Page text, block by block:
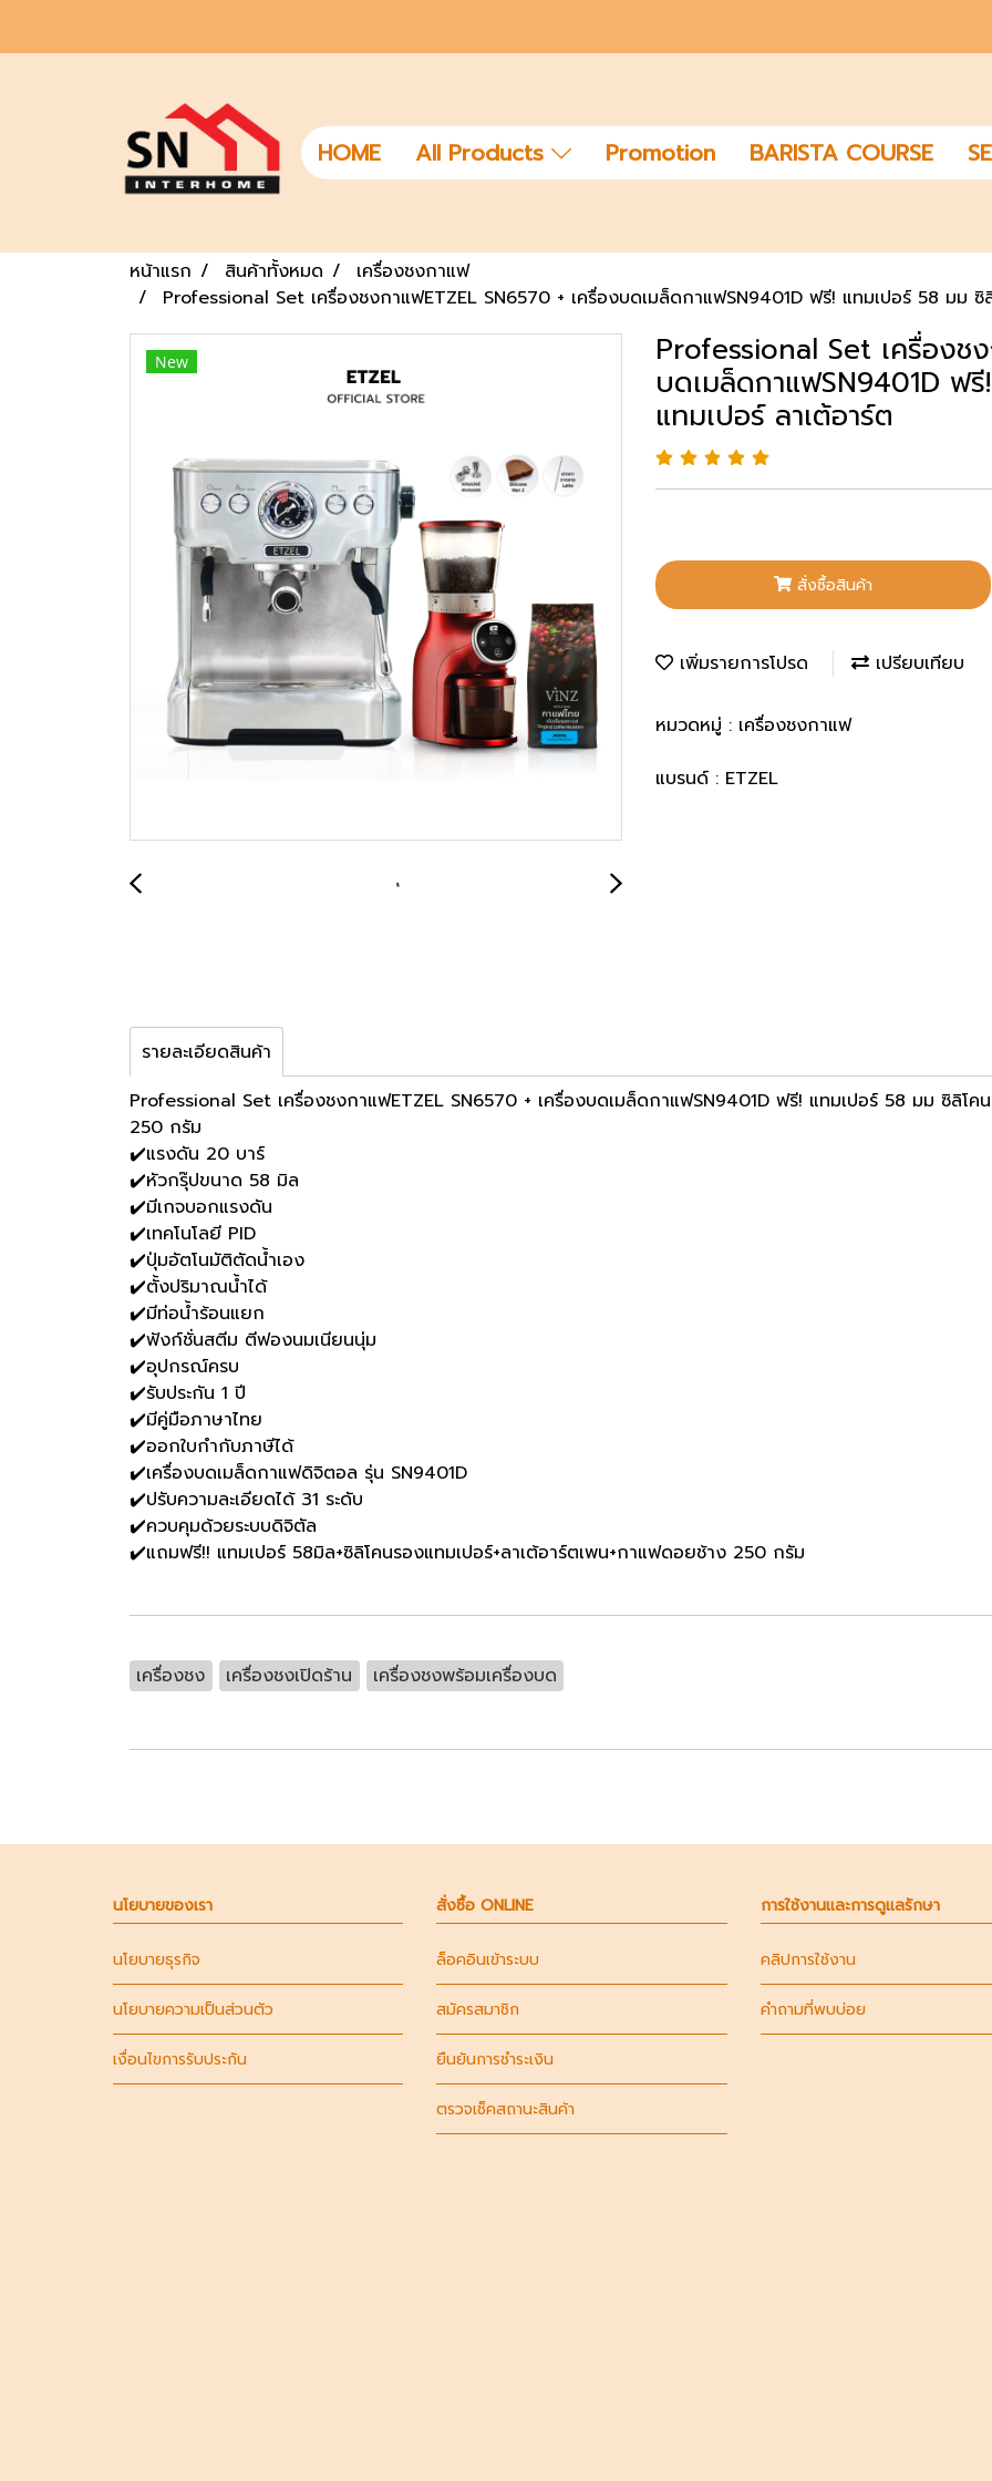
HOME All Products Promotion BARISTA COURSE
หน้าแรก สินค้าทั้งหมด
เครื่องชงกาแฟ
Professional Set เครื่องชงกาแฟETZEL SN6570 + เครื่องบดเมล็ดกาแฟSN9401D ฟรี! แทมเปอร์ 58 มม ซิ
New Professional Set เครื่องช
บดเมล็ดกาแฟSN9401D ฟ
แทมเปอร์ ลาเต้อาร์ต
สั่งซื้อสินค้า
เพิ่มรายการโปรด เปรียบเทียบ
หมวดหมู่ : เครื่องชงกาแฟ
แบรนด์ : ETZEL
รายละเอียดสินค้า
Professional Set เครื่องชงกาแฟETZEL SN6570 + เครื่องบดเมล็ดกาแฟSN9401D ฟรี! แทมเปอร์ 58 มม ซิลิโค
250 กรัม
✔️แรงดัน 20 บาร์
✔️หัวกรุ๊ปขนาด 58 มิล
✔️มีเกจบอกแรงดัน
✔️เทคโนโลยี PID
✔️ปุ่มอัตโนมัติตัดน้ำเอง
✔️ตั้งปริมาณน้ำได้
✔️มีท่อน้ำร้อนแยก
✔️ฟังก์ชั่นสตีม ตีฟองนมเนียนนุ่ม
✔️อุปกรณ์ครบ
✔️รับประกัน 1 ปี
✔️มีคู่มือภาษาไทย
✔️ออกใบกำกับภาษีได้
✔️เครื่องบดเมล็ดกาแฟดิจิตอล รุ่น SN9401D
✔️ปรับความละเอียดได้ 31 ระดับ
✔️ควบคุมด้วยระบบดิจิตัล
✔️แถมฟรี!! แทมเปอร์ 58มิล+ซิลิโคนรองแทมเปอร์+ลาเต้อาร์ตเพน+กาแฟดอยช้าง 250 กรัม
เครื่องชง เครื่องชงเปิดร้าน เครื่องชงพร้อมเครื่องบด
นโยบายของเรา
นโยบายธุรกิจ
นโยบายความเป็นส่วนตัว
เงื่อนไขการรับประกัน
สั่งซื้อ ONLINE
ล็อคอินเข้าระบบ
สมัครสมาชิก
ยืนยันการชำระเงิน
ตรวจเช็คสถานะสินค้า
การใช้งานและการดูแลรักษา
คลิปการใช้งาน
คำถามที่พบบ่อย